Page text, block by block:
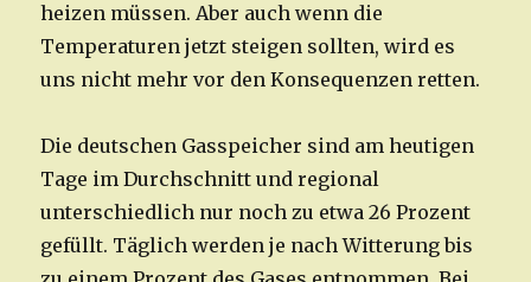
heizen müssen. Aber auch wenn die
Temperaturen jetzt steigen sollten, wird es
uns nicht mehr vor den Konsequenzen retten.
Die deutschen Gasspeicher sind am heutigen
Tage im Durchschnitt und regional
unterschiedlich nur noch zu etwa 26 Prozent
gefüllt. Täglich werden je nach Witterung bis